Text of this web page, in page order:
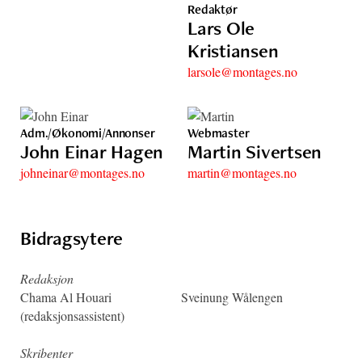
Redaktør
Lars Ole
Kristiansen
larsole@montages.no
Adm./Økonomi/Annonser
John Einar Hagen
johneinar@montages.no
Webmaster
Martin Sivertsen
martin@montages.no
Bidragsytere
Redaksjon
Chama Al Houari
(redaksjonsassistent)
Sveinung Wålengen
Skribenter